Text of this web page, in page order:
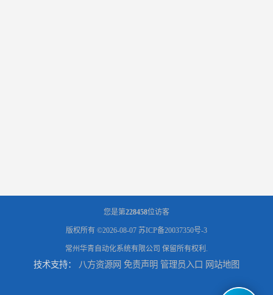
您是第228458位访客
版权所有 ©2026-08-07 苏ICP备20037350号-3
常州华青自动化系统有限公司 保留所有权利.
技术支持： 八方资源网 免责声明 管理员入口 网站地图